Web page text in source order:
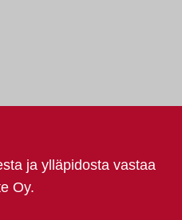
ja ylläpidosta vastaa
Oy.